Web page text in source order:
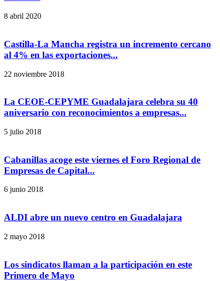
8 abril 2020
Castilla-La Mancha registra un incremento cercano
al 4% en las exportaciones...
22 noviembre 2018
La CEOE-CEPYME Guadalajara celebra su 40
aniversario con reconocimientos a empresas...
5 julio 2018
Cabanillas acoge este viernes el Foro Regional de
Empresas de Capital...
6 junio 2018
ALDI abre un nuevo centro en Guadalajara
2 mayo 2018
Los sindicatos llaman a la participación en este
Primero de Mayo